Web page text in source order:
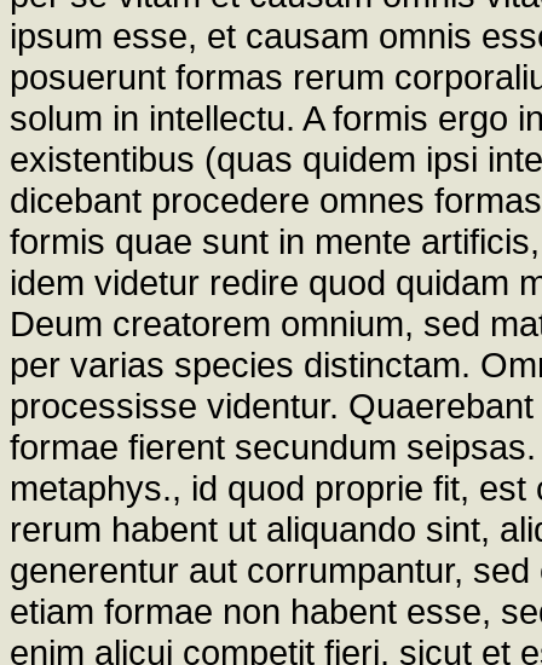
ipsum esse, et causam omnis
posuerunt formas rerum
solum in intellectu. A formis ergo
existentibus (quas quidem ipsi
dicebant procedere omnes
formis quae sunt in mente
idem videtur redire quod quidam
Deum creatorem omnium, sed
per varias species distinctam.
processisse videntur.
formae fierent secundum
metaphys., id quod proprie fit,
rerum habent ut aliquando sint,
generentur aut corrumpantur,
etiam formae non habent esse,
enim alicui competit fieri, sicut et